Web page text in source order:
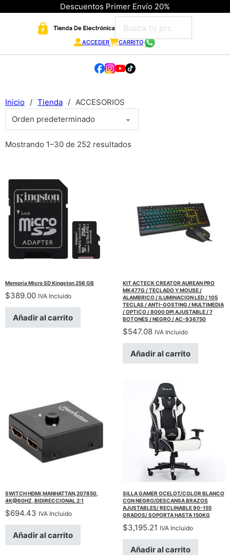
Descuentos Primer Envío 20%
ACCEDER CARRITO
Inicio / Tienda / ACCESORIOS
Mostrando 1–30 de 252 resultados
Memoria Micro SD Kingston 256 GB
$389.00 IVA Incluido
Añadir al carrito
KIT ACTECK CREATOR AUREAN PRO
MK477G / TECLADO Y MOUSE /
ALAMBRICO / ILUMINACION LED / 105
TECLAS / ANTI-GOSTING / MULTIMEDIA
/ OPTICO / 8000 DPI AJUSTABLE / 7
BOTONES / NEGRO / AC-936750
$547.08 IVA Incluido
Añadir al carrito
SWITCH HDMI,MANHATTAN,207850,
4K@60HZ, BIDIRECCIONAL 2:1
$694.43 IVA Incluido
Añadir al carrito
SILLA GAMER OCELOT/COLOR BLANCO
CON NEGRO/DESCANSA BRAZOS
AJUSTABLES/ RECLINABLE 90-155
GRADOS/ SOPORTA HASTA 150KG
$3,195.21 IVA Incluido
Añadir al carrito